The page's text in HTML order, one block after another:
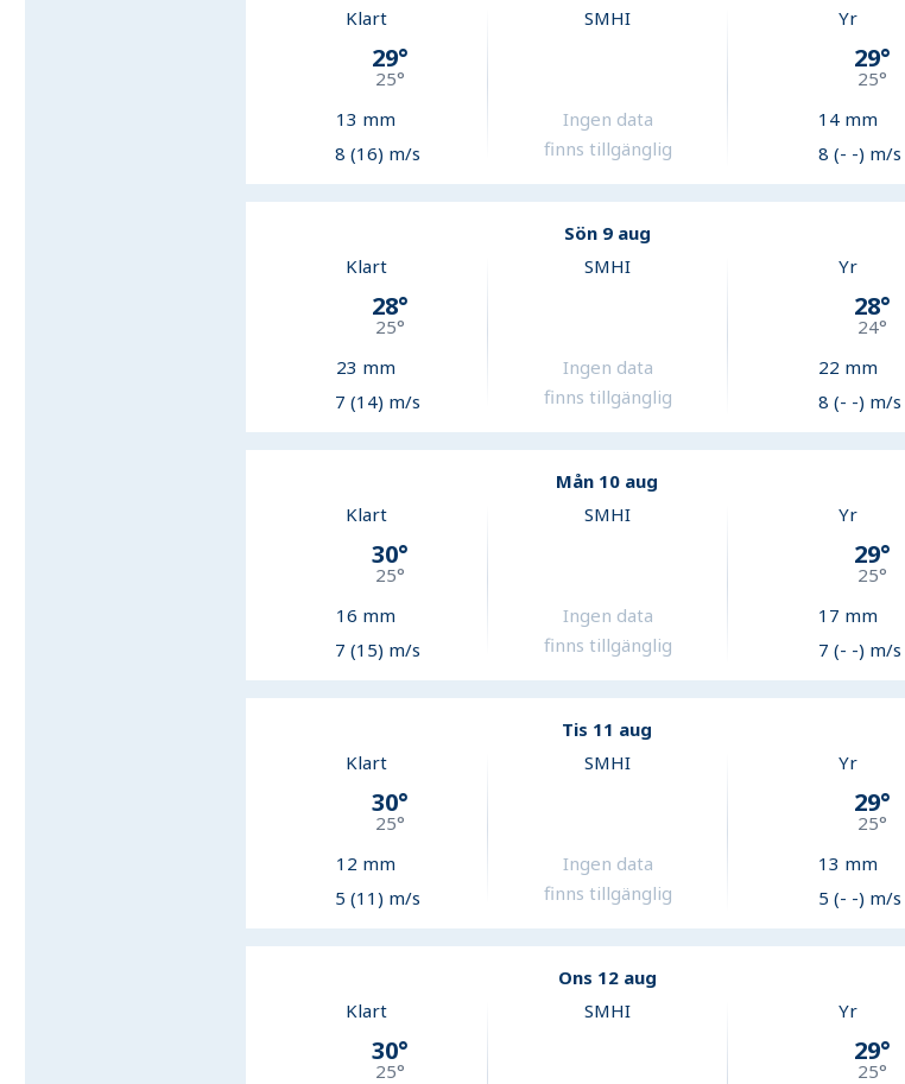
Klart
29°
25°
13 mm
8 (16) m/s
SMHI
Ingen data
finns tillgänglig
Yr
29°
25°
14 mm
8 (- -) m/s
Sön 9 aug
Klart
28°
25°
23 mm
7 (14) m/s
SMHI
Ingen data
finns tillgänglig
Yr
28°
24°
22 mm
8 (- -) m/s
Mån 10 aug
Klart
30°
25°
16 mm
7 (15) m/s
SMHI
Ingen data
finns tillgänglig
Yr
29°
25°
17 mm
7 (- -) m/s
Tis 11 aug
Klart
30°
25°
12 mm
5 (11) m/s
SMHI
Ingen data
finns tillgänglig
Yr
29°
25°
13 mm
5 (- -) m/s
Ons 12 aug
Klart
30°
25°
SMHI Yr
29°
25°